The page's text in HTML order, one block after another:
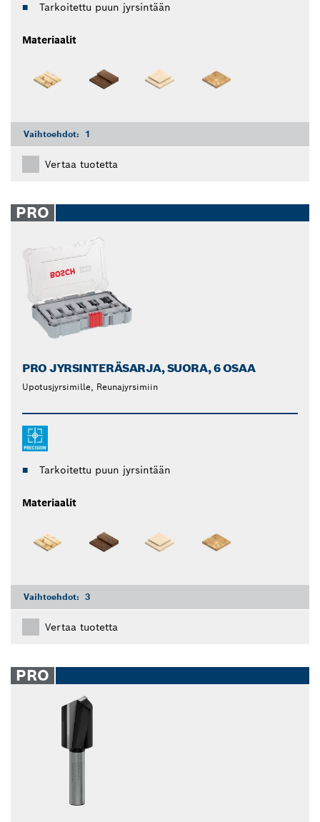
Tarkoitettu puun jyrsintään
Materiaalit
Vaihtoehdot: 1
Vertaa tuotetta
PRO
PRO JYRSINTERÄSARJA, SUORA, 6 OSAA
Upotusjyrsimille, Reunajyrsimiin
Tarkoitettu puun jyrsintään
Materiaalit
Vaihtoehdot: 3
Vertaa tuotetta
PRO